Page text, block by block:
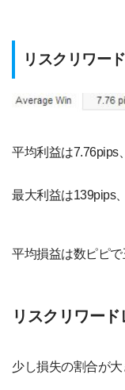
リスクリワー
平均利益は7.76pips
最大利益は139pips
平均損益は数ピピで
リスクリワー
少し損失の割合が大